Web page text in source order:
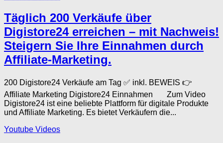
Täglich 200 Verkäufe über
Digistore24 erreichen – mit Nachweis!
Steigern Sie Ihre Einnahmen durch
Affiliate-Marketing.
200 Digistore24 Verkäufe am Tag ✅ inkl. BEWEIS 👉
Affiliate Marketing Digistore24 Einnahmen Zum Video
Digistore24 ist eine beliebte Plattform für digitale Produkte
und Affiliate Marketing. Es bietet Verkäufern die...
Youtube Videos